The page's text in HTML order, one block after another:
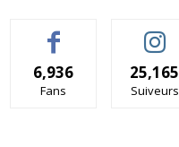
6,936
Fans
25,165
Suiveurs